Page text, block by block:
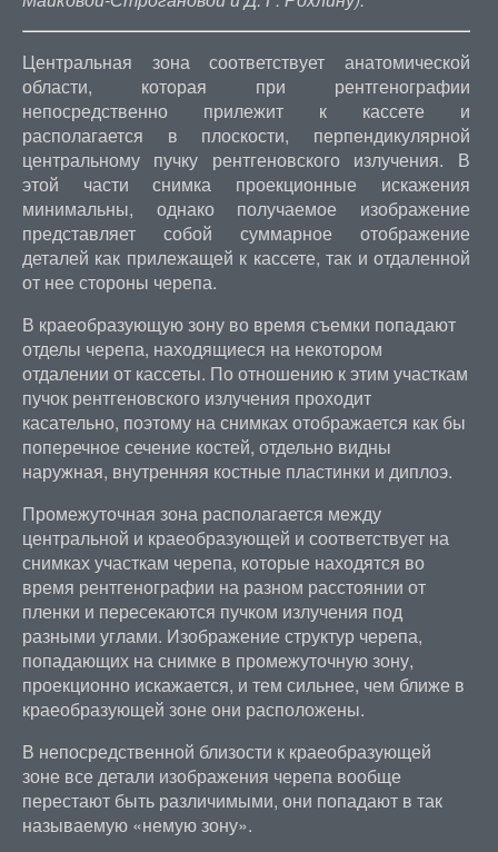
Центральная зона соответствует анатомической
области, которая при рентгенографии
непосредственно прилежит к кассете и
располагается в плоскости, перпендикулярной
центральному пучку рентгеновского излучения. В
этой части снимка проекционные искажения
минимальны, однако получаемое изображение
представляет собой суммарное отображение
деталей как прилежащей к кассете, так и отдаленной
от нее стороны черепа.
В краеобразующую зону во время съемки попадают
отделы черепа, находящиеся на некотором
отдалении от кассеты. По отношению к этим участкам
пучок рентгеновского излучения проходит
касательно, поэтому на снимках отображается как бы
поперечное сечение костей, отдельно видны
наружная, внутренняя костные пластинки и диплоэ.
Промежуточная зона располагается между
центральной и краеобразующей и соответствует на
снимках участкам черепа, которые находятся во
время рентгенографии на разном расстоянии от
пленки и пересекаются пучком излучения под
разными углами. Изображение структур черепа,
попадающих на снимке в промежуточную зону,
проекционно искажается, и тем сильнее, чем ближе в
краеобразующей зоне они расположены.
В непосредственной близости к краеобразующей
зоне все детали изображения черепа вообще
перестают быть различимыми, они попадают в так
называемую «немую зону».